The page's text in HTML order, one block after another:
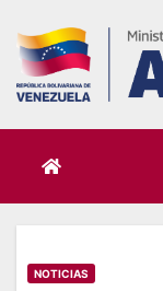
content
NOTICIAS